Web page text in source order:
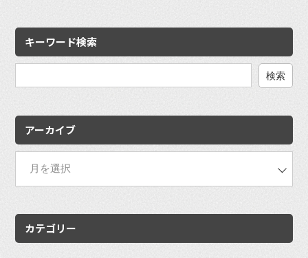
キーワード検索
アーカイブ
カテゴリー